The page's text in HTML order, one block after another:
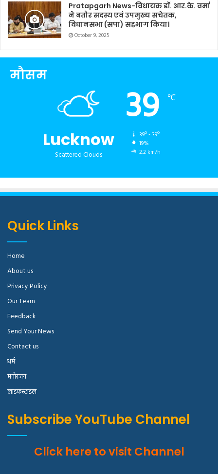
Pratapgarh News-विधायक डॉ. आर.के. वर्मा
ने बतौर सदस्य एवं उपमुख्य सचेतक,
विधानसभा (सपा) सहभाग किया।
October 9, 2025
मौसम
Lucknow
Scattered Clouds
39 ℃
39º - 39º
19%
2.2 km/h
Quick Links
Home
About us
Privacy Policy
Our Team
Feedback
Send Your News
Contact us
धर्म
मनोरंजन
लाइफस्टाइल
Subscribe YouTube Channel
Click here to visit Channel